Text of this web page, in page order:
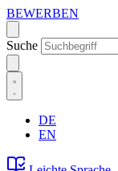
BEWERBEN
Suche
DE
EN